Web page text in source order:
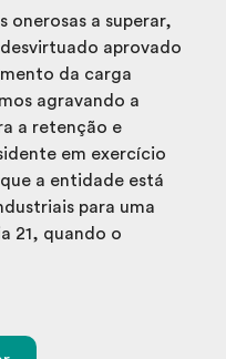
onerosas a superar,
aprovado
da carga
agravando a
a retenção e
em exercício
a entidade está
para uma
21, quando o